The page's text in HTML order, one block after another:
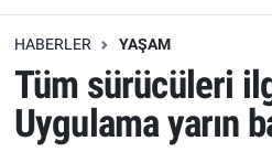
HABERLER YAŞAM
Tüm sürücüleri
Uygulama yarın
Erişim Bilgileri
Ekonomi
Erişim Bilgileri
Spor
Erişim Bilgileri
Tüm Manşetler